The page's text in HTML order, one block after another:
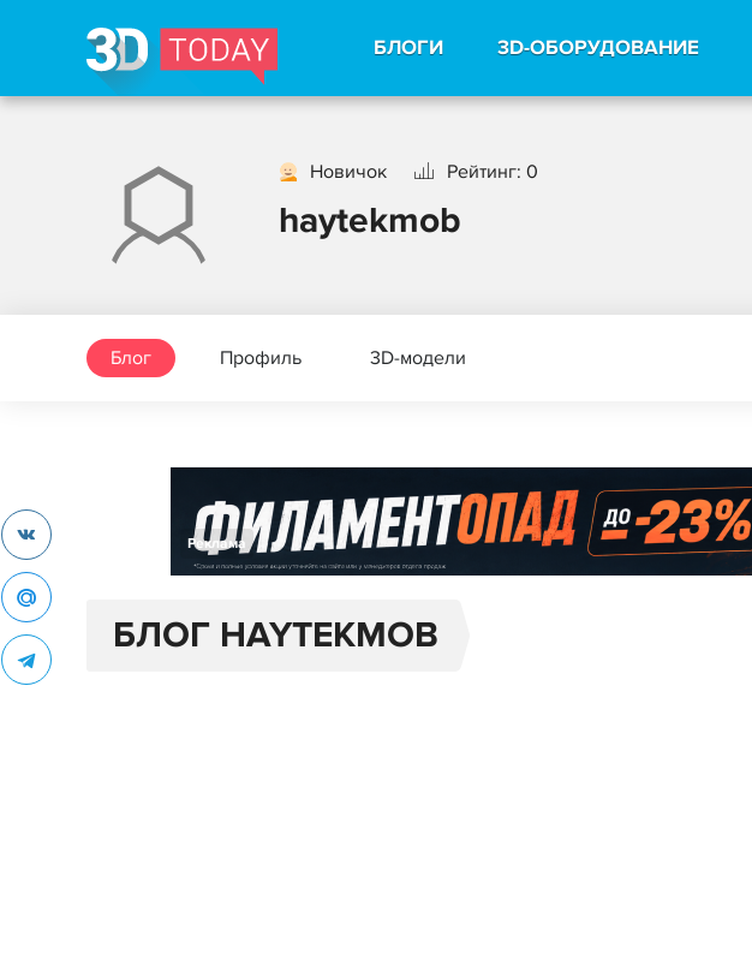
БЛОГИ 3D-ОБОРУДОВАНИЕ
Новичок Рейтинг: 0
haytekmob
Блог Профиль 3D-модели
Реклама
БЛОГ HAYTEKMOB